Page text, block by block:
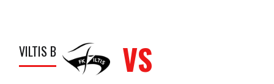
VILTIS B VS